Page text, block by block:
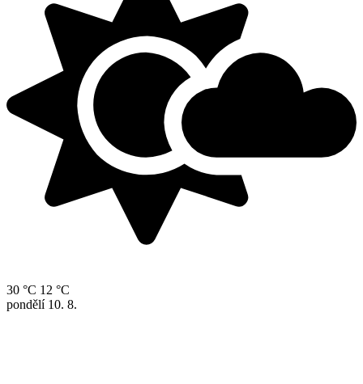
30 °C 12 °C
pondělí 10. 8.